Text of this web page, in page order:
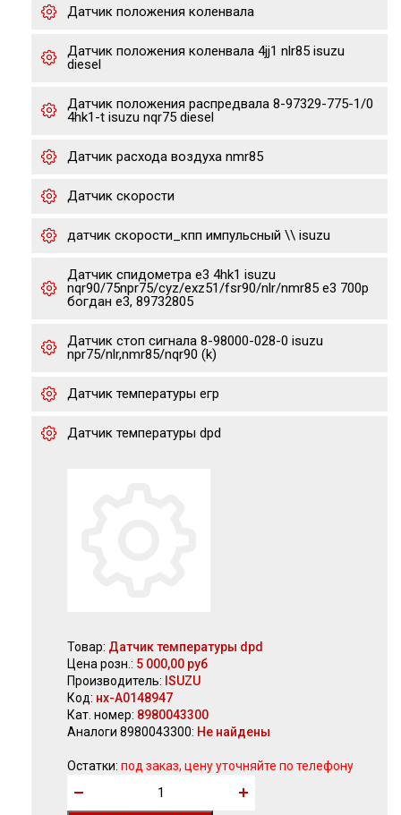
Датчик положения коленвала
Датчик положения коленвала 4jj1 nlr85 isuzu
diesel
Датчик положения распредвала 8-97329-775-1/0
4hk1-t isuzu nqr75 diesel
Датчик расхода воздуха nmr85
Датчик скорости
датчик скорости_кпп импульсный \\ isuzu
Датчик спидометра е3 4hk1 isuzu
nqr90/75npr75/cyz/exz51/fsr90/nlr/nmr85 e3 700p
богдан е3, 89732805
Датчик стоп сигнала 8-98000-028-0 isuzu
npr75/nlr,nmr85/nqr90 (k)
Датчик температуры егр
Датчик температуры dpd
Товар: Датчик температуры dpd
Цена розн.: 5 000,00 руб
Производитель: ISUZU
Код: нх-А0148947
Кат. номер: 8980043300
Аналоги 8980043300: Не найдены
Остатки: под заказ, цену уточняйте по телефону